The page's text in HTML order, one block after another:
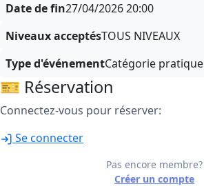
Date de fin27/04/202620:00
Niveaux acceptésTOUS NIVEAUX
Type d'événementCatégorie pratique
🎫 Réservation
Connectez-vous pour réserver:
Se connecter
Pas encore membre?
Créer un compte